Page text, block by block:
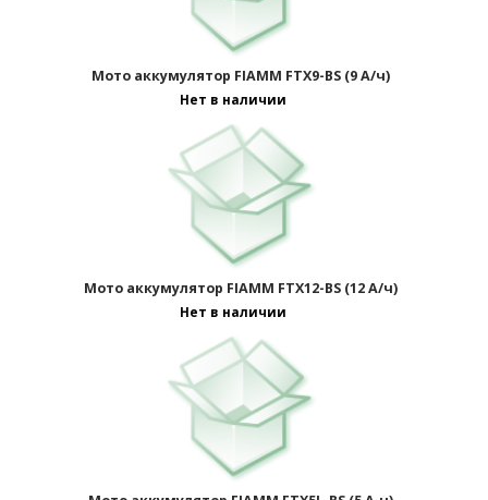
Мото аккумулятор FIAMM FTX9-BS (9 А/ч)
Нет в наличии
Мото аккумулятор FIAMM FTX12-BS (12 А/ч)
Нет в наличии